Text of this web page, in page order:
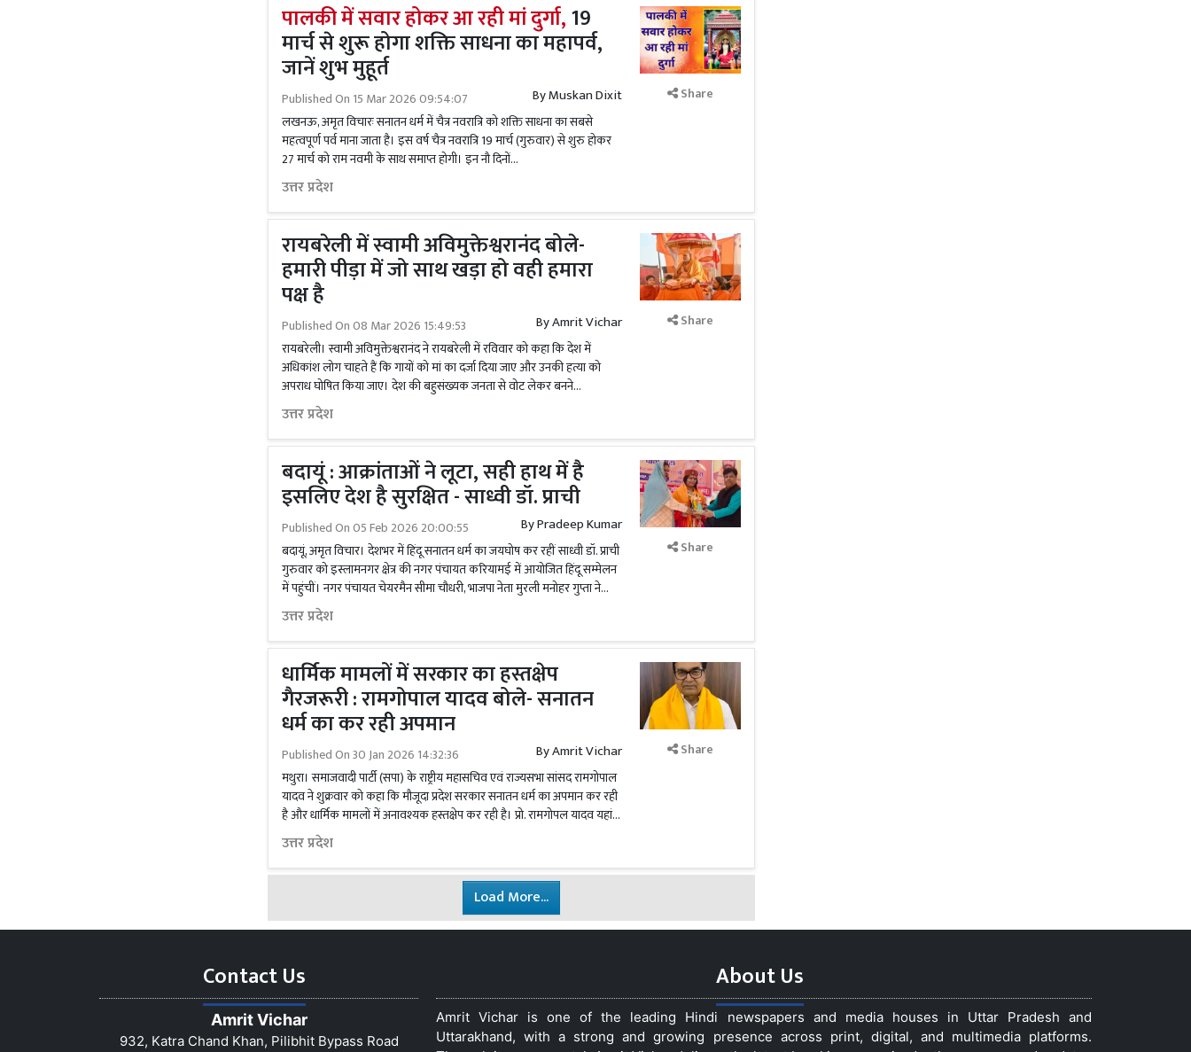
पालकी में सवार होकर आ रही मां दुर्गा,19
मार्च से शुरू होगा शक्ति साधना का महापर्व,
जानें शुभ मुहूर्त
Published On 15 Mar 2026 09:54:07 ByMuskan Dixit
लखनऊ, अमृत विचारः सनातन धर्म में चैत्र नवरात्रि को शक्ति साधना का सबसे
महत्वपूर्ण पर्व माना जाता है। इस वर्ष चैत्र नवरात्रि 19 मार्च (गुरुवार) से शुरु होकर
27 मार्च को राम नवमी के साथ समाप्त होगी। इन नौ दिनों...
उत्तर प्रदेश
Share
रायबरेली में स्वामी अविमुक्तेश्वरानंद बोले-
हमारी पीड़ा में जो साथ खड़ा हो वही हमारा
पक्ष है
Published On08 Mar 2026 15:49:53 ByAmrit Vichar
रायबरेली। स्वामी अविमुक्तेश्वरानंद ने रायबरेली में रविवार को कहा कि देश में
अधिकांश लोग चाहते हैं कि गायों को मां का दर्जा दिया जाए और उनकी हत्या को
अपराध घोषित किया जाए। देश की बहुसंख्यक जनता से वोट लेकर बनने...
उत्तर प्रदेश
Share
बदायूं : आक्रांताओं ने लूटा, सही हाथ में है
इसलिए देश है सुरक्षित - साध्वी डॉ. प्राची
Published On05 Feb 2026 20:00:55 ByPradeep Kumar
बदायूं, अमृत विचार। देशभर में हिंदू सनातन धर्म का जयघोष कर रहीं साध्वी डॉ. प्राची
गुरुवार को इस्लामनगर क्षेत्र की नगर पंचायत करियामई में आयोजित हिंदू सम्मेलन
में पहुंचीं। नगर पंचायत चेयरमैन सीमा चौधरी, भाजपा नेता मुरली मनोहर गुप्ता ने...
उत्तर प्रदेश
Share
धार्मिक मामलों में सरकार का हस्तक्षेप
गैरजरूरी : रामगोपाल यादव बोले- सनातन
धर्म का कर रही अपमान
Published On30 Jan 2026 14:32:36 ByAmrit Vichar
मथुरा। समाजवादी पार्टी (सपा) के राष्ट्रीय महासचिव एवं राज्यसभा सांसद रामगोपाल
यादव ने शुक्रवार को कहा कि मौजूदा प्रदेश सरकार सनातन धर्म का अपमान कर रही
है और धार्मिक मामलों में अनावश्यक हस्तक्षेप कर रही है। प्रो. रामगोपल यादव यहां...
उत्तर प्रदेश
Share
Load More...
Contact Us
Amrit Vichar
932, Katra Chand Khan, Pilibhit Bypass Road
About Us
Amrit Vichar is one of the leading Hindi newspapers and media houses in Uttar Pradesh and
Uttarakhand, with a strong and growing presence across print, digital, and multimedia platforms.